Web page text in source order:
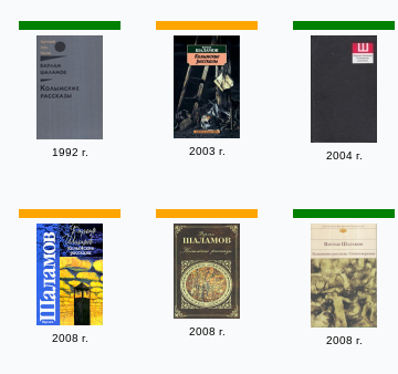
1992 г. 2003 г. 2004 г.
2008 г.
2008 г.
2008 г.